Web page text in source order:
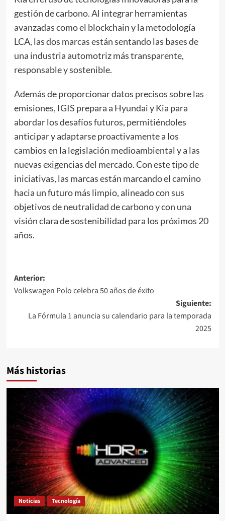
gestión de carbono. Al integrar herramientas
avanzadas como el blockchain y la metodología
LCA, las dos marcas están sentando las bases de
una industria automotriz más transparente,
responsable y sostenible.
Además de proporcionar datos precisos sobre las
emisiones, IGIS prepara a Hyundai y Kia para
abordar los desafíos futuros, permitiéndoles
anticipar y adaptarse proactivamente a los
cambios en la legislación medioambiental y a las
nuevas exigencias del mercado. Con este tipo de
iniciativas, las marcas están marcando el camino
hacia un futuro más limpio, alineado con sus
objetivos de neutralidad de carbono y con una
visión clara de sostenibilidad para los próximos 20
años.
Navegación
de
entradas
Anterior:
Volkswagen Polo celebra 50 años de éxito
Siguiente:
La Fórmula 1 anuncia su calendario para la temporada
2025
Más historias
Noticias Tecnología